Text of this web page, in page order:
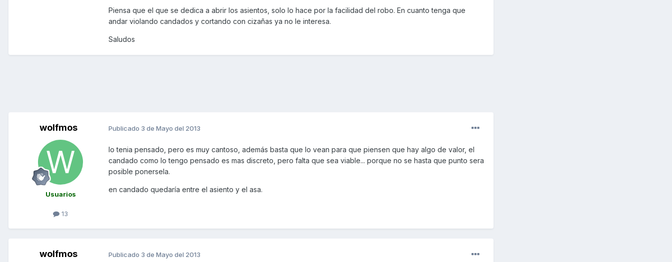
Piensa que el que se dedica a abrir los asientos, solo lo hace por la facilidad del robo. En cuanto tenga que
andar violando candados y cortando con cizañas ya no le interesa.
Saludos
wolfmos
Usuarios
13
Publicado 3 de Mayo del 2013
lo tenia pensado, pero es muy cantoso, además basta que lo vean para que piensen que hay algo de valor, el
candado como lo tengo pensado es mas discreto, pero falta que sea viable... porque no se hasta que punto sera
posible ponersela.
en candado quedaría entre el asiento y el asa.
wolfmos Publicado 3 de Mayo del 2013